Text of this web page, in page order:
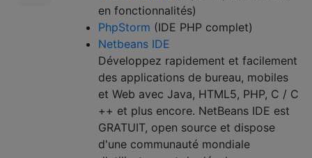
en fonctionnalités)
PhpStorm (IDE PHP complet)
Netbeans IDE
Développez rapidement et facilement
des applications de bureau, mobiles
et Web avec Java, HTML5, PHP, C / C
++ et plus encore. NetBeans IDE est
GRATUIT, open source et dispose
d'une communauté mondiale